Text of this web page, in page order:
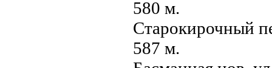
580 м.
Старокирочный
587 м.